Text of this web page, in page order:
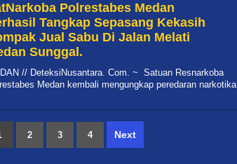
Polrestabes Medan
Tangkap Sepasang Kekasih
Jual Sabu Di Jalan Melati
Sunggal.
// DeteksiNusantara. Com. ~ Satuan Resnarkoba
Medan kembali mengungkap peredaran narkotika
2 3 4 Next